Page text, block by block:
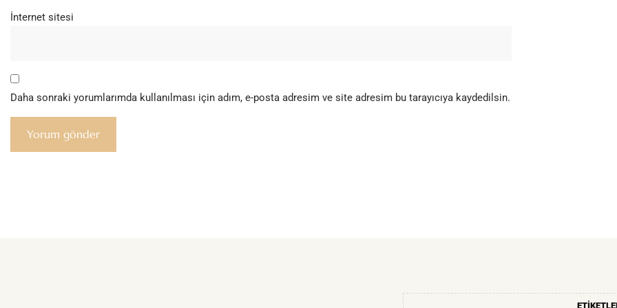
İnternet sitesi
Daha sonraki yorumlarımda kullanılması için adım, e-posta adresim ve site adresim bu tarayıcıya kaydedilsin.